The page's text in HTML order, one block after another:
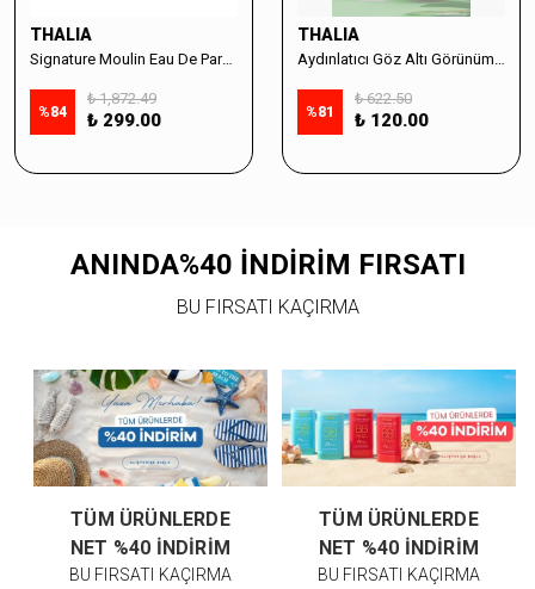
THALIA
Signature Moulin Eau De Parfüm Women 50ml & Sabun Seti
%84
₺ 1,872.49
₺ 299.00
THALIA
%81
₺ 622.50
₺ 120.00
ANINDA%40 İNDİRİM FIRSATI
BU FIRSATI KAÇIRMA
TÜM ÜRÜNLERDE
NET %40 İNDİRİM
BU FIRSATI KAÇIRMA
TÜM ÜRÜNLERDE
NET %40 İNDİRİM
BU FIRSATI KAÇIRMA